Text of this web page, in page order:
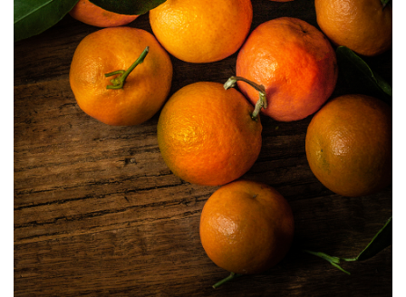
Pasta alragù